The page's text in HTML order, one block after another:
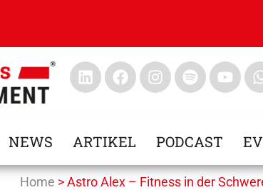
NEWS ARTIKEL PODCAST
Home >Astro Alex – Fitness in der